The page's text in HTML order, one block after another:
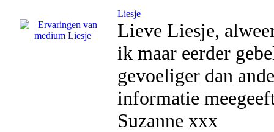
Liesje
Lieve Liesje,
ik maar eerder
gevoeliger dan
informatie
Suzanne xxx